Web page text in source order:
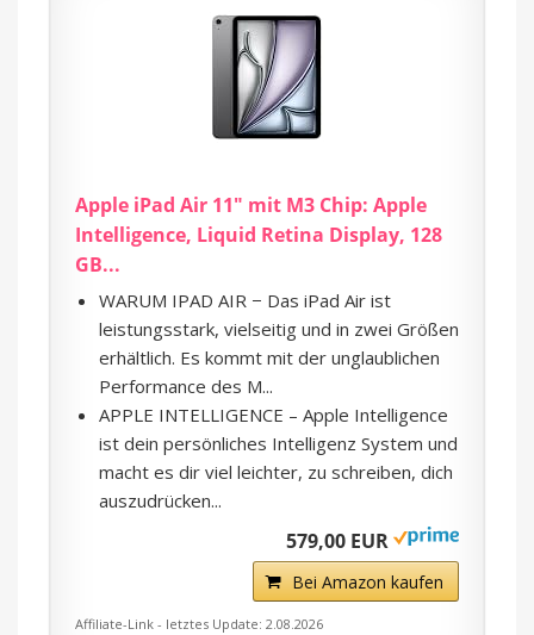
Apple iPad Air 11" mit M3 Chip: Apple
Intelligence, Liquid Retina Display, 128
GB...
WARUM IPAD AIR − Das iPad Air ist
leistungsstark, vielseitig und in zwei Größen
erhältlich. Es kommt mit der unglaublichen
Performance des M...
APPLE INTELLIGENCE – Apple Intelligence
ist dein persönliches Intelligenz System und
macht es dir viel leichter, zu schreiben, dich
auszudrücken...
579,00 EUR
Bei Amazon kaufen
Affiliate-Link - letztes Update: 2.08.2026